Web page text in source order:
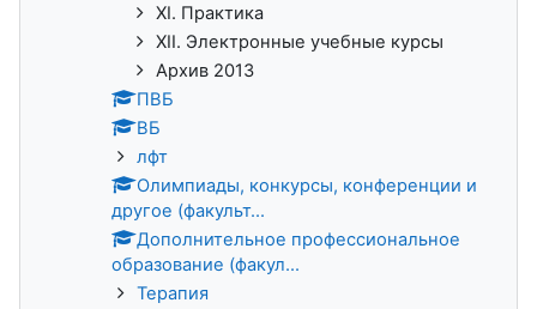
XI. Практика
XII. Электронные учебные курсы
Архив 2013
ПВБ
ВБ
лфт
Олимпиады, конкурсы, конференции и
другое (факульт...
Дополнительное профессиональное
образование (факул...
Терапия